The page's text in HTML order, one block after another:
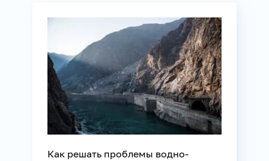
Как решать проблемы водно-